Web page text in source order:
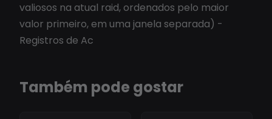
valiosos na atual raid, ordenados pelo maior
valor primeiro, em uma janela separada) -
Registros de Ac
Também pode gostar